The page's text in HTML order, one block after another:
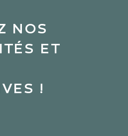
NOS
ET
!